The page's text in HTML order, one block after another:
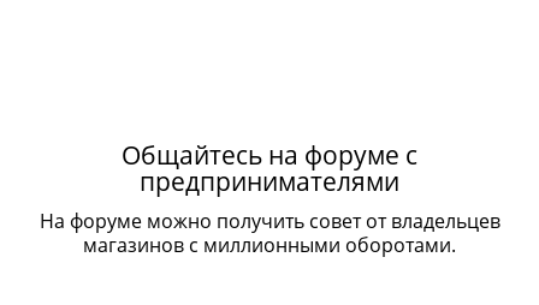
Общайтесь на форуме с
предпринимателями
На форуме можно получить совет от владельцев
магазинов с миллионными оборотами.